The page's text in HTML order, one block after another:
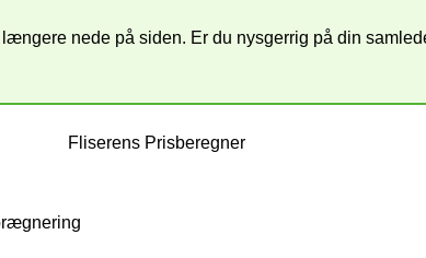
nede på siden. Er du nysgerrig på din
Fliserens Prisberegner